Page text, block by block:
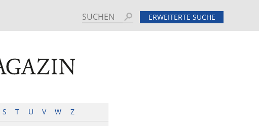
Suchen ERWEITERTE SUCHE
TERMINE HINTERGRUND
S T U V W
Z